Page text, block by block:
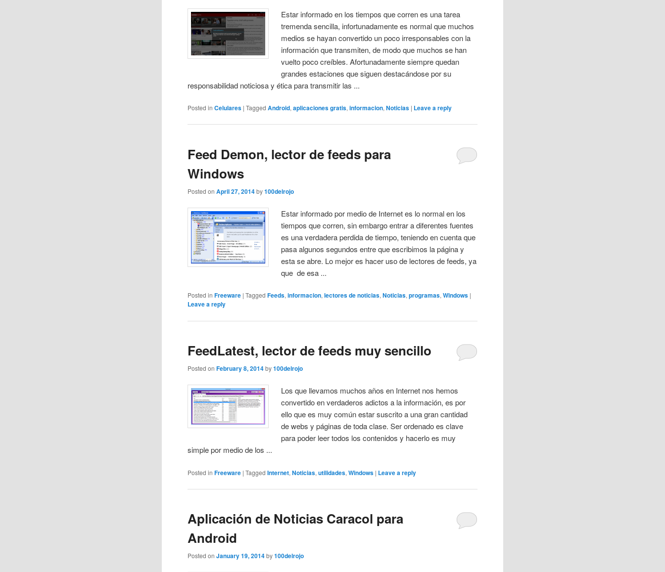
Estar informado en los tiempos que corren es una tarea
tremenda sencilla, infortunadamente es normal que muchos
medios se hayan convertido un poco irresponsables con la
información que transmiten, de modo que muchos se han
vuelto poco creíbles. Afortunadamente siempre quedan
grandes estaciones que siguen destacándose por su
responsabilidad noticiosa y ética para transmitir las ...
Posted in Celulares |Tagged Android,aplicaciones gratis,informacion,Noticias | Leave a reply
Feed Demon, lector de feeds para
Windows
Posted onApril 27, 2014 by100delrojo
Estar informado por medio de Internet es lo normal en los
tiempos que corren, sin embargo entrar a diferentes fuentes
es una verdadera perdida de tiempo, teniendo en cuenta que
pasa algunos segundos entre que escribimos la página y
esta se abre. Lo mejor es hacer uso de lectores de feeds, ya
que de esa ...
Posted in Freeware |Tagged Feeds,informacion,lectores de noticias,Noticias,programas,Windows |
Leave a reply
FeedLatest, lector de feeds muy sencillo
Posted onFebruary 8, 2014 by100delrojo
Los que llevamos muchos años en Internet nos hemos
convertido en verdaderos adictos a la información, es por
ello que es muy común estar suscrito a una gran cantidad
de webs y páginas de toda clase. Ser ordenado es clave
para poder leer todos los contenidos y hacerlo es muy
simple por medio de los ...
Posted in Freeware |Tagged Internet,Noticias,utilidades,Windows | Leave a reply
Aplicación de Noticias Caracol para
Android
Posted onJanuary 19, 2014 by100delrojo